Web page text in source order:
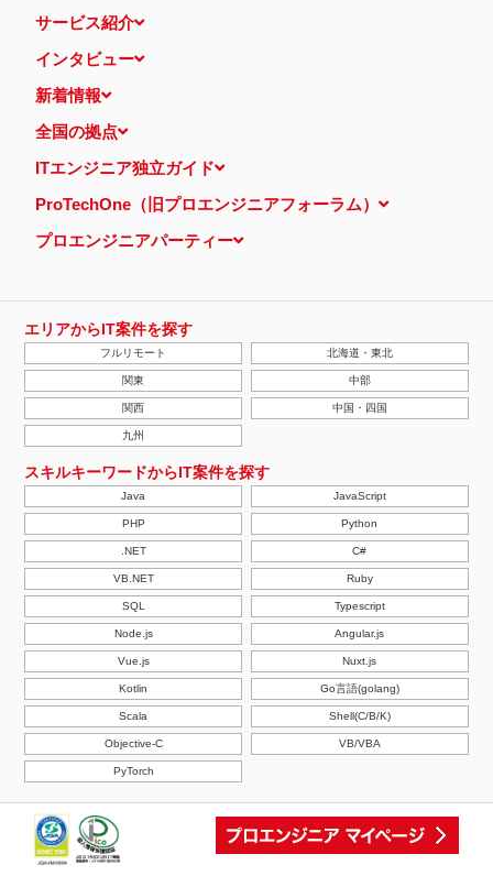
サービス紹介
インタビュー
新着情報
全国の拠点
ITエンジニア独立ガイド
ProTechOne（旧プロエンジニアフォーラム）
プロエンジニアパーティー
エリアからIT案件を探す
フルリモート 北海道・東北
関東 中部
関西 中国・四国
九州
スキルキーワードからIT案件を探す
Java JavaScript
PHP Python
.NET C#
VB.NET Ruby
SQL Typescript
Node.js Angular.js
Vue.js Nuxt.js
Kotlin Go言語(golang)
Scala Shell(C/B/K)
Objective-C VB/VBA
PyTorch